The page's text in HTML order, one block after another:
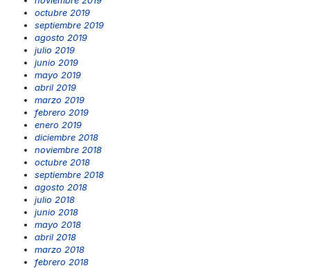
octubre 2019
septiembre 2019
agosto 2019
julio 2019
junio 2019
mayo 2019
abril 2019
marzo 2019
febrero 2019
enero 2019
diciembre 2018
noviembre 2018
octubre 2018
septiembre 2018
agosto 2018
julio 2018
junio 2018
mayo 2018
abril 2018
marzo 2018
febrero 2018